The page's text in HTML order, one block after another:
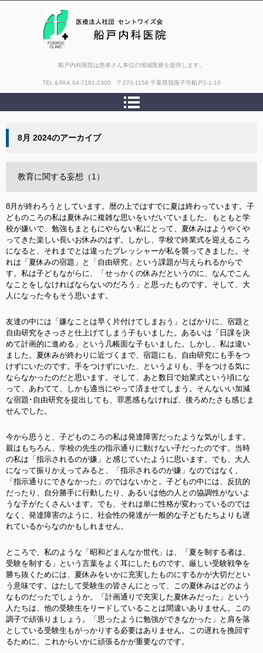
船戸内科医院は患者さん本位の地域医療を提供します。
TEL＆FAX. 04-7181-2300 〒270-1158 千葉県我孫子市船戸2-1-10
8月 2024のアーカイブ
教育に関する妄想（1）
8月が終わろうとしています。暦の上ではすでに夏は終わっています。子
どものころの私は夏休みに複雑な思いをいだいていました。もともと学
校が嫌いで、勉強もまともにやらない私にとって、夏休みはようやくや
ってきた楽しい長いお休みのはず。しかし、学校で終業式を迎えるころ
になると、それまでとは違ったプレッシャーが私を襲ってきました。そ
れは「夏休みの宿題」と「自由研究」という課題が与えられるからで
す。私は子どもながらに、「せっかくの休みだというのに、なんでこん
なことをしなければならないのだろう」と思ったものです。そして、大
人になった今もそう思います。
友達の中には「嫌なことは早く片付けてしまおう」とばかりに、宿題と
自由研究をさっさと仕上げてしまう子もいました。あるいは「日課を決
めて計画的に進める」という几帳面な子もいました。しかし、私は違い
ました。夏休みが終わりに近づくまで、宿題にも、自由研究にも手をつ
けずにいたのです。手をつけずにいた、というよりも、手をつける気に
ならなかったのだと思います。そして、あと数日で始業式という頃にな
って、あわてて、しかも適当にやって済ませてしまう。そんないい加減
な宿題･自由研究を提出しても、罪悪感もなければ、後ろめたさも感じま
せんでした。
今から思うと、子どものころの私は発達障害だったような気がします。
親はもちろん、学校の先生の指示通りに動けない子だったのです。当時
の私は「指示されるのが嫌」と感じていたように思います。でも、大人
になって振りかえってみると、「指示されるのが嫌」なのではなく、
「指示通りにできなかった」のではないかと。子どもの中には、反抗的
だったり、自分勝手に行動したり、あるいは他の人との協調性がないよ
うな子がたくさんいます。でも、それは単に性格が変わっているのでは
なく、発達障害のように、社会性の発達が一般的な子どもたちよりも遅
れているからなのかもしれません。
ところで、私のような「昭和どまんなか世代」は、「夏を制する者は、
受験を制する」という言葉をよく耳にしたものです。厳しい受験戦争を
勝ち抜くためには、夏休みをいかに充実したものにするかが大切だとい
う意味です。はたして受験生の皆さんにとって、この夏休みはどのよう
なものだったでしょうか。「計画通りで充実した夏休みだった」という
人たちは、他の受験生をリードしていることは間違いありません。この
調子で頑張りましょう。「思ったように勉強ができなかった」と肩を落
としている受験生もがっかりする必要はありません。この遅れを挽回す
るために、これからいかに頑張るかが重要なのです。